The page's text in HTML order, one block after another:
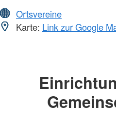
Ortsvereine
Karte: Link zur Google